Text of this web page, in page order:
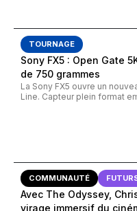
TOURNAGE
Sony FX5 : Open Gate
de 750 grammes
La Sony FX5 ouvre un
Line. Capteur plein format
COMMUNAUTÉ
Avec The Odyssey,
virage immersif du